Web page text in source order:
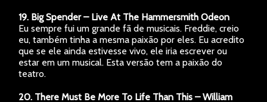
19. Big Spender – Live At The Hammersmith Odeon
Eu sempre fui um grande fã de musicais. Freddie, creio
eu, também tinha a mesma paixão por eles. Eu acredito
que se ele ainda estivesse vivo, ele iria escrever ou
estar em um musical. Esta versão tem a paixão do
teatro.
20. There Must Be More To Life Than This – William